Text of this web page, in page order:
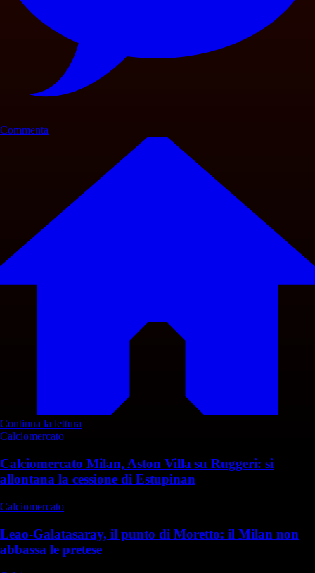
Commenta
Continua la lettura
Calciomercato
Calciomercato Milan, Aston Villa su Ruggeri: si
allontana la cessione di Estupinan
Calciomercato
Leao-Galatasaray, il punto di Moretto: il Milan non
abbassa le pretese